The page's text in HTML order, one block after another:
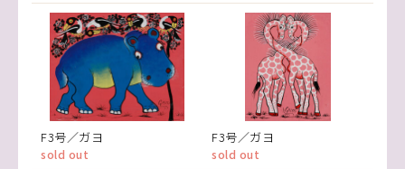
F3号／ガヨ
sold out
F3号／ガヨ
sold out